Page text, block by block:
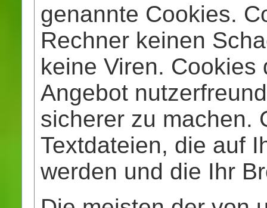
genannte Cookies.
Rechner keinen
keine Viren. Cookies
Angebot
sicherer zu machen.
Textdateien, die auf
werden und die Ihr